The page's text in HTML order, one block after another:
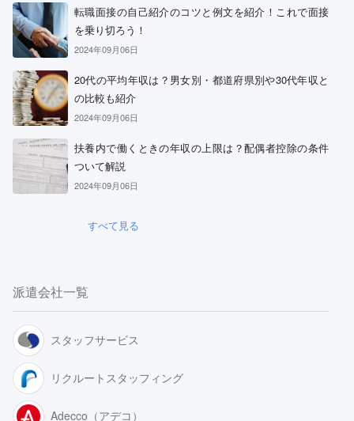
転職面接の自己紹介のコツと例文を紹介！これで面接
を乗り切ろう！
2024年09月06日
20代の平均年収は？男女別・都道府県別や30代年収と
の比較も紹介
2024年09月06日
扶養内で働くときの年収の上限は？配偶者控除の条件
ついて解説
2024年09月06日
すべて見る
派遣会社一覧
スタッフサービス
リクルートスタッフィング
Adecco（アデコ）